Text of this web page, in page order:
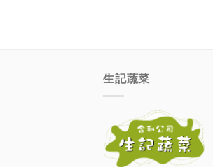
生記蔬菜